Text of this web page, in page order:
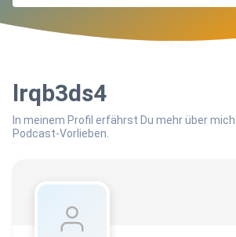
lrqb3ds4
In meinem Profil erfährst Du mehr über
Podcast-Vorlieben.